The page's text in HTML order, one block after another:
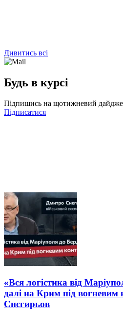
Дивитись всі
Будь в курсі
Підпишись на щотижневий
Підписатися
«Вся логістика від
далі на Крим під
Снєгирьов